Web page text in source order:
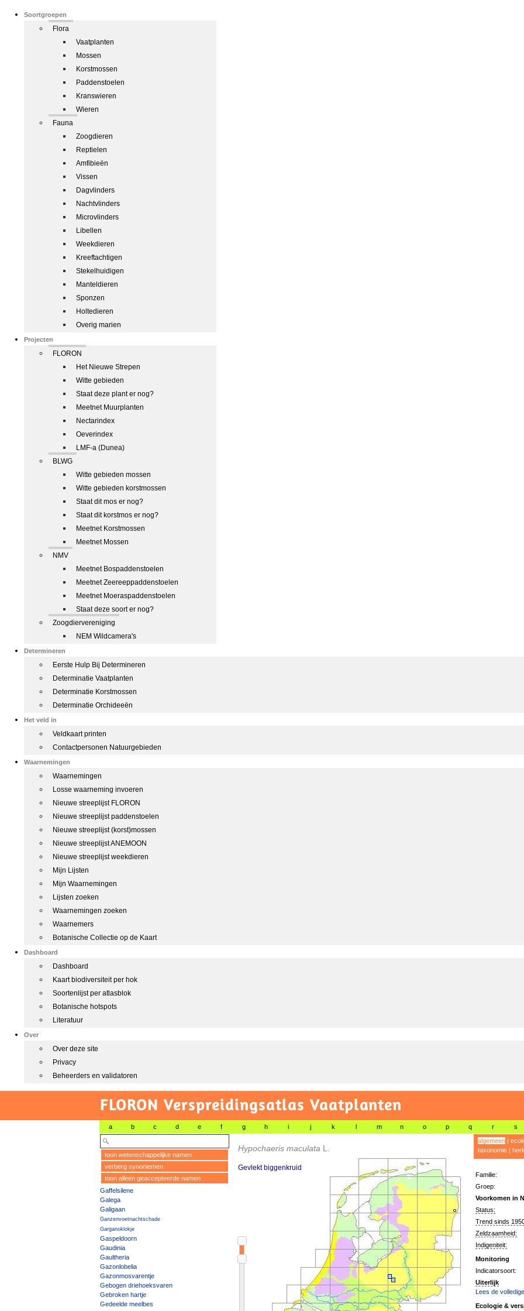
Soortgroepen
Flora
Vaatplanten
Mossen
Korstmossen
Paddenstoelen
Kranswieren
Wieren
Fauna
Zoogdieren
Reptielen
Amfibieën
Vissen
Dagvlinders
Nachtvlinders
Microvlinders
Libellen
Weekdieren
Kreeftachtigen
Stekelhuidigen
Manteldieren
Sponzen
Holtedieren
Overig marien
Projecten
FLORON
Het Nieuwe Strepen
Witte gebieden
Staat deze plant er nog?
Meetnet Muurplanten
Nectarindex
Oeverindex
LMF-a (Dunea)
BLWG
Witte gebieden mossen
Witte gebieden korstmossen
Staat dit mos er nog?
Staat dit korstmos er nog?
Meetnet Korstmossen
Meetnet Mossen
NMV
Meetnet Bospaddenstoelen
Meetnet Zeereeppaddenstoelen
Meetnet Moeraspaddenstoelen
Staat deze soort er nog?
Zoogdiervereniging
NEM Wildcamera's
Determineren
Eerste Hulp Bij Determineren
Determinatie Vaatplanten
Determinatie Korstmossen
Determinatie Orchideeën
Het veld in
Veldkaart printen
Contactpersonen Natuurgebieden
Waarnemingen
Waarnemingen
Losse waarneming invoeren
Nieuwe streeplijst FLORON
Nieuwe streeplijst paddenstoelen
Nieuwe streeplijst (korst)mossen
Nieuwe streeplijst ANEMOON
Nieuwe streeplijst weekdieren
Mijn Lijsten
Mijn Waarnemingen
Lijsten zoeken
Waarnemingen zoeken
Waarnemers
Botanische Collectie op de Kaart
Dashboard
Dashboard
Kaart biodiversiteit per hok
Soortenlijst per atlasblok
Botanische hotspots
Literatuur
Over
Over deze site
Privacy
Beheerders en validatoren
FLORON Verspreidingsatlas Vaatplanten
a b c d e f g h i j k l m n o p q r s
toon wetenschappelijke namen
verberg synoniemen
toon alleen geaccepteerde namen
Gaffelsilene
Galega
Galigaan
Ganzenvoetnachtschade
Garganoklokje
Gaspeldoorn
Gaudinia
Gaultheria
Gazonlobelia
Gazonmosvarentje
Gebogen driehoeksvaren
Gebroken hartje
Gedeelde meelbes
Hypochaeris maculata L.
Gevlekt biggenkruid
algemeen|
taxonomie|
Familie:
Groep:
Voorkomen in
Status:
Trend sinds
Zeldzaamheid:
Indigeniteit:
Monitoring
Indicatorsoort:
Uiterlijk
Lees de
Ecologie &